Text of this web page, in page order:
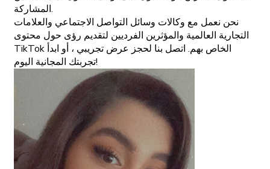
المشاركة.
نحن نعمل مع وكالات وسائل التواصل الاجتماعي والعلامات
التجارية العالمية والمؤثرين الفرديين لتقديم رؤى حول محتوى
TikTok الخاص بهم. اتصل بنا لحجز عرض تجريبي ، أو ابدأ
تجربتك المجانية اليوم!